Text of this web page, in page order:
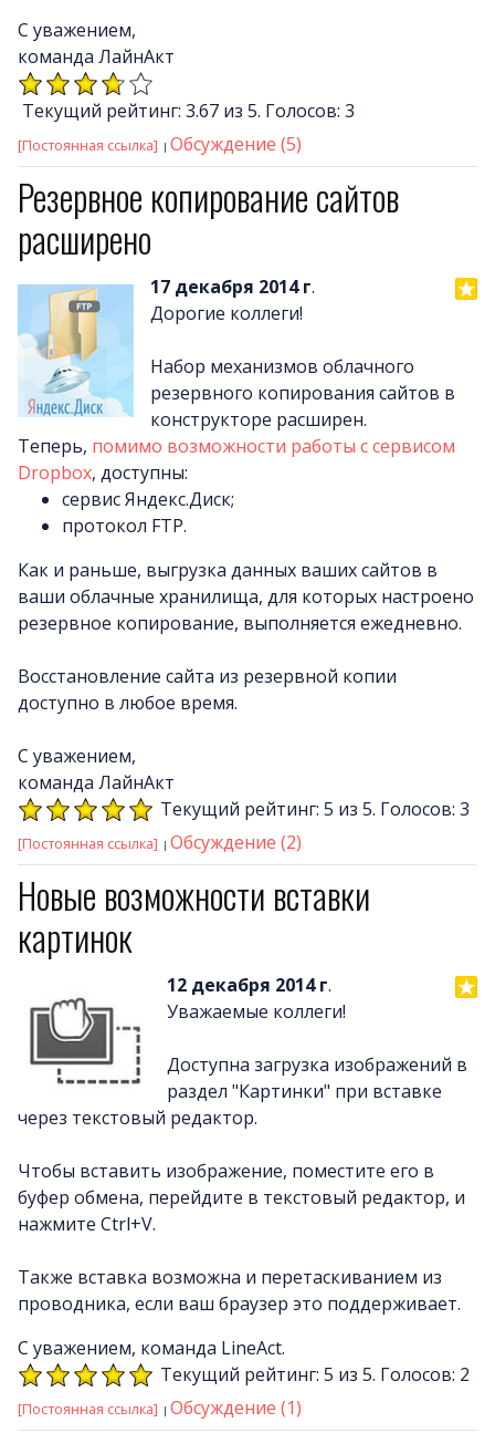
С уважением,
команда ЛайнАкт
Текущий рейтинг: 3.67 из 5. Голосов: 3
[Постоянная ссылка] Обсуждение (5)
Резервное копирование сайтов
расширено
17 декабря 2014 г.
Дорогие коллеги!
Набор механизмов облачного
резервного копирования сайтов в
конструкторе расширен.
Теперь, помимо возможности работы с сервисом
Dropbox, доступны:
сервис Яндекс.Диск;
протокол FTP.
Как и раньше, выгрузка данных ваших сайтов в
ваши облачные хранилища, для которых настроено
резервное копирование, выполняется ежедневно.
Восстановление сайта из резервной копии
доступно в любое время.
С уважением,
команда ЛайнАкт
Текущий рейтинг: 5 из 5. Голосов: 3
[Постоянная ссылка] Обсуждение (2)
Новые возможности вставки
картинок
12 декабря 2014 г.
Уважаемые коллеги!
Доступна загрузка изображений в
раздел "Картинки" при вставке
через текстовый редактор.
Чтобы вставить изображение, поместите его в
буфер обмена, перейдите в текстовый редактор, и
нажмите Ctrl+V.
Также вставка возможна и перетаскиванием из
проводника, если ваш браузер это поддерживает.
С уважением, команда LineAct.
Текущий рейтинг: 5 из 5. Голосов: 2
[Постоянная ссылка] Обсуждение (1)